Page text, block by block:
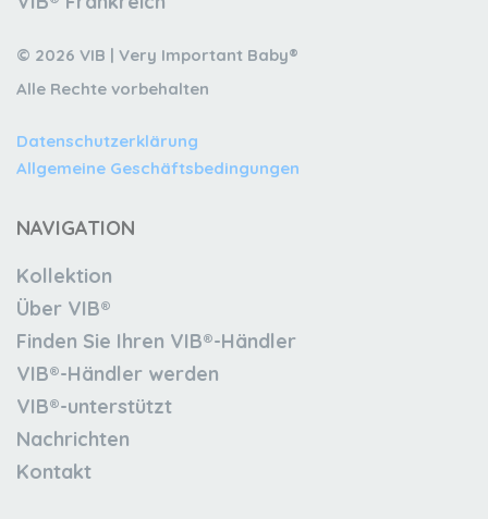
© 2026 VIB | Very Important Baby®
Alle Rechte vorbehalten
Datenschutzerklärung
Allgemeine Geschäftsbedingungen
NAVIGATION
Kollektion
Über VIB®
Finden Sie Ihren VIB®-Händler
VIB®-Händler werden
VIB®-unterstützt
Nachrichten
Kontakt